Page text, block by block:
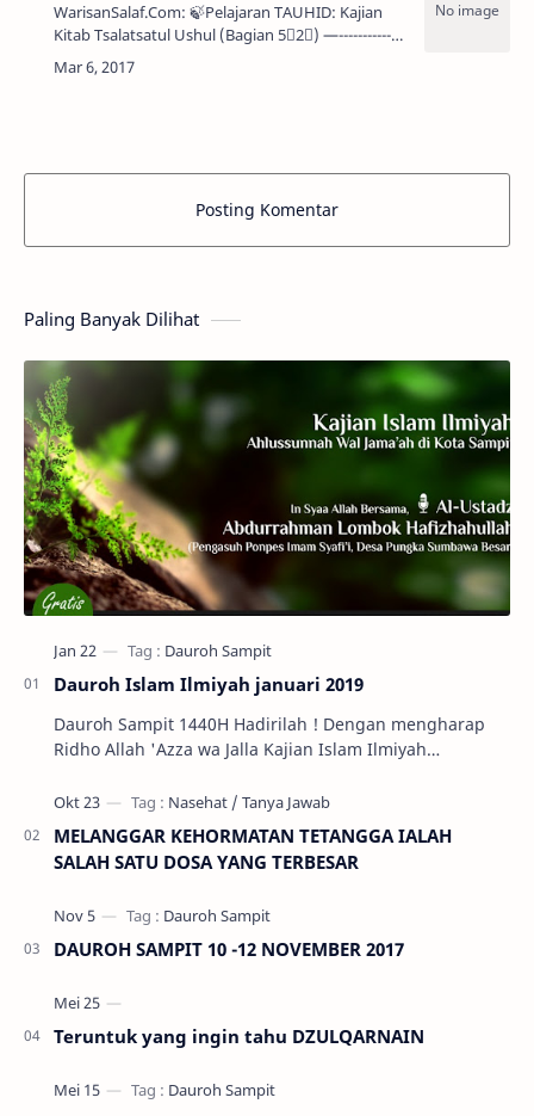
WarisanSalaf.Com: 🍃Pelajaran TAUHID: Kajian
Kitab Tsalatsatul Ushul (Bagian 5⃣2⃣) —--------------
-------------------------— 🌴 Asy-Syaikh Muh…
Posting Komentar
Paling Banyak Dilihat
Dauroh Islam Ilmiyah januari 2019
Dauroh Sampit 1440H Hadirilah ! Dengan mengharap
Ridho Allah 'Azza wa Jalla Kajian Islam Ilmiyah
MELANGGAR KEHORMATAN TETANGGA IALAH
SALAH SATU DOSA YANG TERBESAR
DAUROH SAMPIT 10 -12 NOVEMBER 2017
Teruntuk yang ingin tahu DZULQARNAIN